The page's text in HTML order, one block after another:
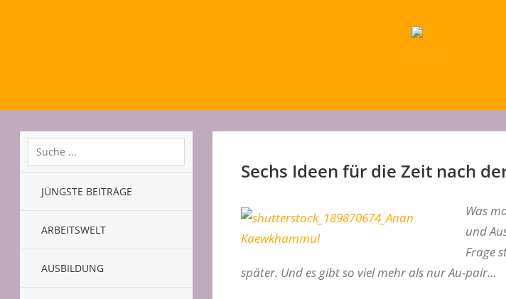
JÜNGSTE BEITRÄGE
ARBEITSWELT
AUSBILDUNG
Sechs Ideen für die Zeit nach
Was
und
Frage
später. Und es gibt so viel mehr als nur Au-pair…